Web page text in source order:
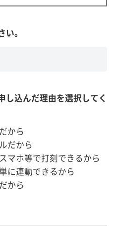
。
し込んだ理由を選択してく
から
だから
マホ等で打刻できるから
に連動できるから
から